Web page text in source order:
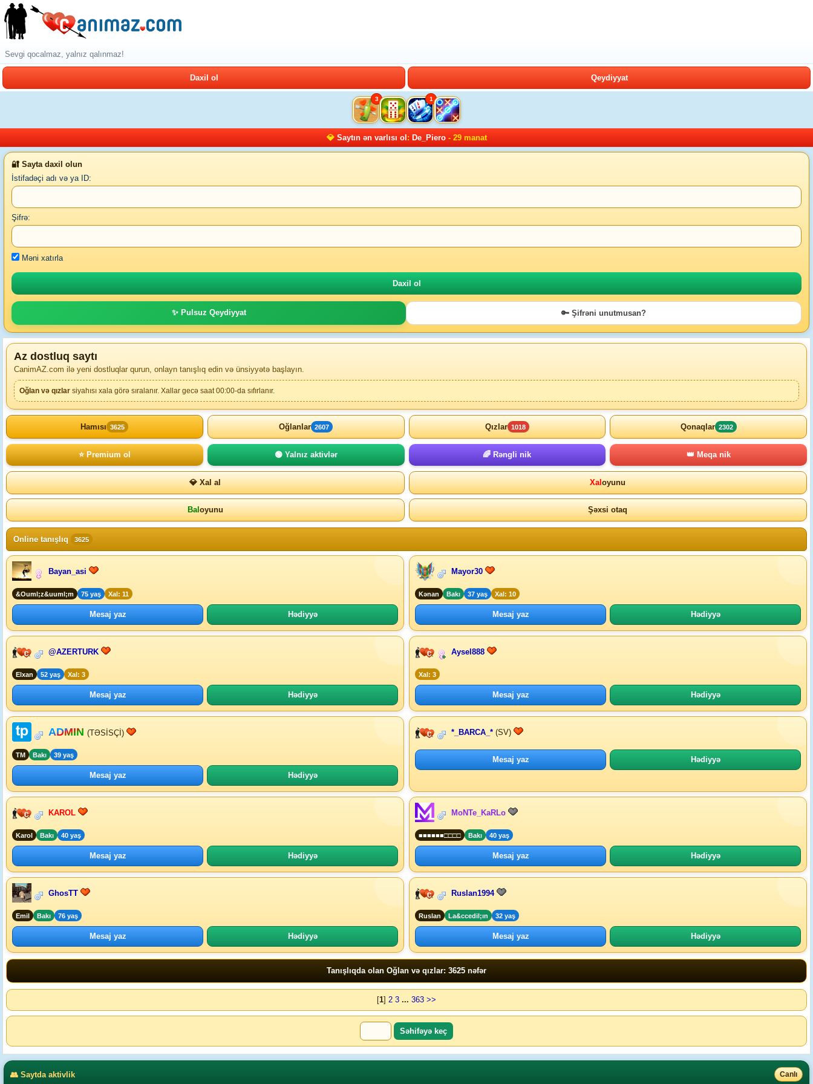
Sevgi qocalmaz, yalnız qalınmaz!
Daxil ol Qeydiyyat
3 1
💎 Saytın ən varlısı ol : De_Piero- 29 manat
🔐 Sayta daxil olun
İstifadəçi adı və ya ID:
Şifrə:
Məni xatırla
✨ Pulsuz Qeydiyyat 🔑 Şifrəni unutmusan?
Az dostluq saytı
CanimAZ.com ilə yeni dostluqlar qurun, onlayn tanışlıq edin və ünsiyyətə başlayın.
Oğlan və qızlar siyahısı xala görə sıralanır. Xallar gecə saat 00:00-da sıfırlanır.
Hamısı 3625 Oğlanlar 2607 Qızlar 1018 Qonaqlar 2302
⭐ Premium ol 🟢 Yalnız aktivlər 🌈 Rəngli nik 👑 Meqa nik
💎 Xal al Xaloyunu
Baloyunu Şəxsi otaq
Online tanışlıq 3625
Bayan_asi
&Ouml;z&uuml;m 75 yaş Xal: 11
Mesaj yaz Hədiyyə
Mayor30
Kənan Bakı 37 yaş Xal: 10
Mesaj yaz Hədiyyə
@AZERTURK
Elxan 52 yaş Xal: 3
Mesaj yaz Hədiyyə
Aysel888
Xal: 3
Mesaj yaz Hədiyyə
ADMIN (TƏSİSÇİ)
TM Bakı 39 yaş
Mesaj yaz Hədiyyə
*_BARCA_* (SV)
Mesaj yaz Hədiyyə
KAROL
Karol Bakı 40 yaş
Mesaj yaz Hədiyyə
MoNTe_KaRLo
■■■■■■□□□□ Bakı 40 yaş
Mesaj yaz Hədiyyə
GhosTT
Emil Bakı 76 yaş
Mesaj yaz Hədiyyə
Ruslan1994
Ruslan La&ccedil;ın 32 yaş
Mesaj yaz Hədiyyə
Tanışlıqda olan Oğlan və qızlar: 3625 nəfər
[1] 2 3 ... 363 >>
👥 Saytda aktivlik Canlı